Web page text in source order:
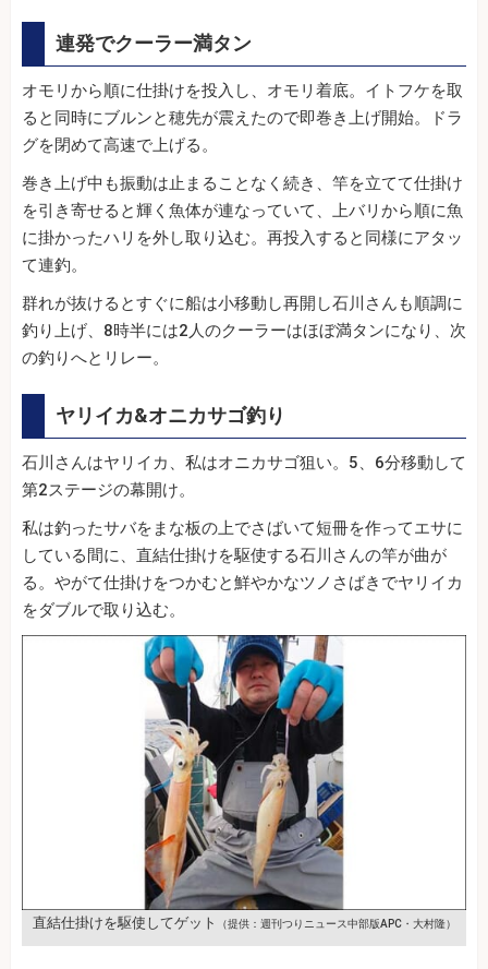
連発でクーラー満タン
オモリから順に仕掛けを投入し、オモリ着底。イトフケを取
ると同時にブルンと穂先が震えたので即巻き上げ開始。ドラ
グを閉めて高速で上げる。
巻き上げ中も振動は止まることなく続き、竿を立てて仕掛け
を引き寄せると輝く魚体が連なっていて、上バリから順に魚
に掛かったハリを外し取り込む。再投入すると同様にアタッ
て連釣。
群れが抜けるとすぐに船は小移動し再開し石川さんも順調に
釣り上げ、8時半には2人のクーラーはほぼ満タンになり、次
の釣りへとリレー。
ヤリイカ&オニカサゴ釣り
石川さんはヤリイカ、私はオニカサゴ狙い。5、6分移動して
第2ステージの幕開け。
私は釣ったサバをまな板の上でさばいて短冊を作ってエサに
している間に、直結仕掛けを駆使する石川さんの竿が曲が
る。やがて仕掛けをつかむと鮮やかなツノさばきでヤリイカ
をダブルで取り込む。
直結仕掛けを駆使してゲット （提供：週刊つりニュース中部版APC・大村隆）